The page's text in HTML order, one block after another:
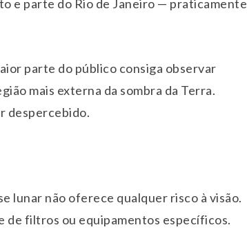
e parte do Rio de Janeiro — praticamente
parte do público consiga observar
mais externa da sombra da Terra.
despercebido.
lunar não oferece qualquer risco à visão.
de filtros ou equipamentos específicos.